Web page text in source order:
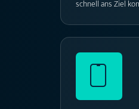
schnell ans Ziel